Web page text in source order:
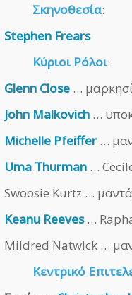
Σκηνοθεσία:
Stephen Frears
Κύριοι Ρόλοι:
Glenn Close …
John Malkovich …
Michelle Pfeiffer …
Uma Thurman …
Swoosie Kurtz …
Keanu Reeves…
Mildred Natwick …
Κεντρικό